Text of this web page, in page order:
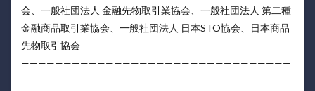
会、一般社団法人 金融先物取引業協会、一般社団法人 第二種
金融商品取引業協会、一般社団法人 日本STO協会、日本商品
先物取引協会
————————————————————————————————
————————————————–